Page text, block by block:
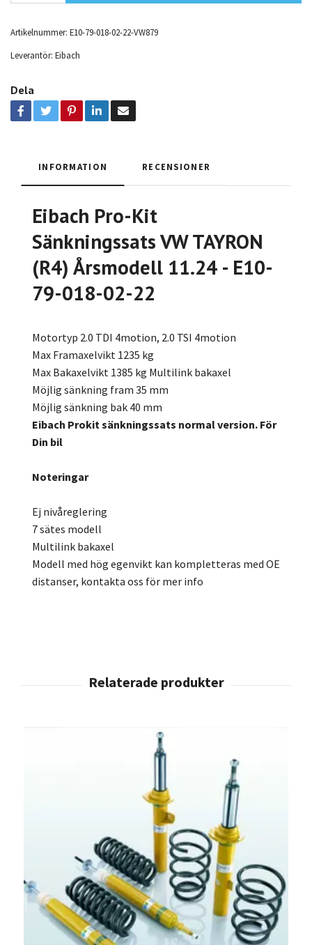
Artikelnummer: E10-79-018-02-22-VW879
Leverantör: Eibach
Dela
INFORMATION RECENSIONER
Eibach Pro-Kit
Sänkningssats VW TAYRON
(R4) Årsmodell 11.24 - E10-
79-018-02-22
Motortyp 2.0 TDI 4motion, 2.0 TSI 4motion
Max Framaxelvikt 1235 kg
Max Bakaxelvikt 1385 kg Multilink bakaxel
Möjlig sänkning fram 35 mm
Möjlig sänkning bak 40 mm
Eibach Prokit sänkningssats normal version. För
Din bil
Noteringar
Ej nivåreglering
7 sätes modell
Multilink bakaxel
Modell med hög egenvikt kan kompletteras med OE
distanser, kontakta oss för mer info